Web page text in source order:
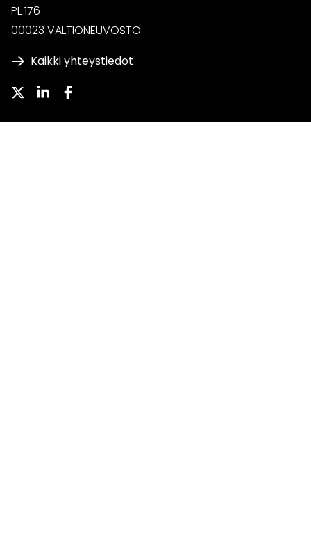
PL 176
00023 VALTIONEUVOSTO
Kaikki yhteystiedot